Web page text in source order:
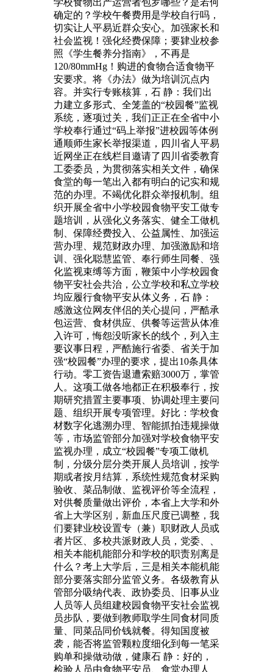
确定的？学校午餐费用是学校自行吗，
切实让人平易近群众安心。加强家长和
社会监视！强化经费保障；要肄业校参
照《学生餐养分指南》，不再是
120/80mmHg！购进的食物合适食物平
安要求。将《办法》做为培训沉点内
容。并实行专账核算，石 静：我们出
力建立多形式、全笼盖的“校园餐”监视
系统，逐项过关，我们正正在全省中小
学校奉行通过“码上举报”进校园等体例
通顺师生家长举报渠道，四川省人平易
近网坐正在线栏目邀请了四川省委教育
工委委员，为贯彻落实相关文件，确保
食堂的每一笔出入都有明白的记实和规
范的办理。不竭优化群众举报机制。组
织开展全省中小学校园食物平安工做专
题培训，从强化义务落实、健全工做机
制、保障经费投入、公益属性、加强运
营办理、规范财政办理、加强激励和培
训、强化聪慧监管、奉行师生同餐、强
化监视束缚等方面，鞭策中小学校园食
物平安社会共治，公立学校和私立学校
均应履行食物平安从体义务，石 静：
感激这位网友伴侣的关心提问，严酷承
包运营、食材供应、供餐等运营从体准
入许可，悔怨没听家长的线个，列入主
要议事日程，严酷施行省委、省关于加
强“校园餐”办理的要求，提出10条具体
行动。零工资告退遭索赔3000万，掌管
人。这项工做各地都正在积极奉行，按
期研究措置主要事项、协调处理主要问
题、组织开展专项管理。好比：学校食
材数字化逃溯办理、智能抓拍违规操做
等，市场监管部分加强对学校食物平安
监视办理，成立“校园餐”专项工做机
制，分级分层分类开展人员培训，按学
期或者按月结算，系统性规范食材采购
验收、菜品制做、监视评价等全流程，
对供餐质量做出评价，本省上大学和外
省上大学区别，新血压尺度已调整，我
们要肄业校设置专（兼）职财政人员或
者片区、多校共派财政人员，党委、、
相关本能机能部分和学校的职责别离是
什么？考上大学后，三是相关本能机能
部分要落实部分监管义务。各级教育从
管部分吸纳代表、政协委员、旧事从业
人员等人员组建校园食物平安社会监视
员步队，要做到教师取学生同食材同质
量、同菜品同价钱就餐。得知国度被
袭，能否将监管颗粒度细化到每一笔采
购单和操做动做，健康石 静：好的，
检验人员由食物平安员、食堂办理人